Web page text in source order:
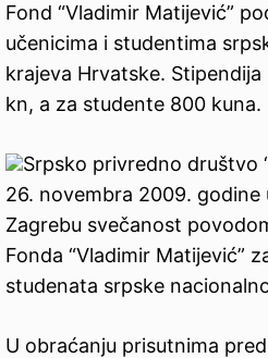
Fond “Vladimir Matijević”
učenicima i studentima
krajeva Hrvatske.
kn, a za studente 800 kuna.
Srpsko privredno društvo
26. novembra 2009.
Zagrebu svečanost
Fonda “Vladimir Matijević”
studenata srpske
U obraćanju prisutnima